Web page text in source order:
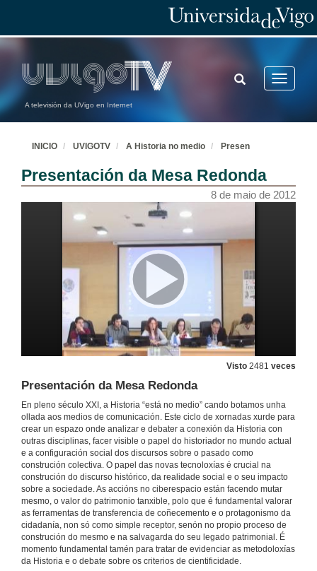
A televisión da UVigo en Internet
Toggle
TOGGLE
SEARCH
INICIO UVIGOTV A Historia no medio Presen
Presentación da Mesa Redonda
8 de maio de 2012
Visto 2481 veces
Presentación da Mesa Redonda
En pleno século XXI, a Historia “está no medio” cando botamos unha
ollada aos medios de comunicación. Este ciclo de xornadas xurde para
crear un espazo onde analizar e debater a conexión da Historia con
outras disciplinas, facer visible o papel do historiador no mundo actual
e a configuración social dos discursos sobre o pasado como
construción colectiva. O papel das novas tecnoloxías é crucial na
construción do discurso histórico, da realidade social e o seu impacto
sobre a sociedade. As accións no ciberespacio están facendo mutar
mesmo, o valor do patrimonio tanxible, polo que é fundamental valorar
as ferramentas de transferencia de coñecemento e o protagonismo da
cidadanía, non só como simple receptor, senón no propio proceso de
construción do mesmo e na salvagarda do seu legado patrimonial. É
momento fundamental tamén para tratar de evidenciar as metodoloxías
da Historia e o debate sobre os criterios de cientificidade.
Presentación da Mesa Redonda
7 de maio de 2012
Errar e inevitable. A independencia da redacción e a nosa dependencia do público
7 de maio de 2012
Arqueoloxía e comunicación: no medio sen remedio e con moito medo
7 de maio de 2012